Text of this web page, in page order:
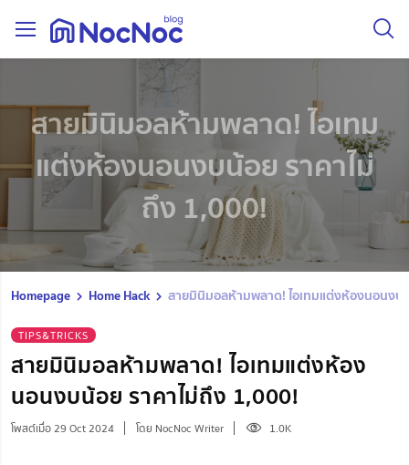
สายมินิมอลห้ามพลาด! ไอเทม
แต่งห้องนอนงบน้อย ราคาไม่
ถึง 1,000!
Homepage Home Hack สายมินิมอลห้ามพลาด! ไอเทมแต่งห้องนอนงบ
TIPS&TRICKS
สายมินิมอลห้ามพลาด! ไอเทมแต่งห้อง
นอนงบน้อย ราคาไม่ถึง 1,000!
โพสต์เมื่อ 29 Oct 2024 โดย NocNoc Writer 1.0K